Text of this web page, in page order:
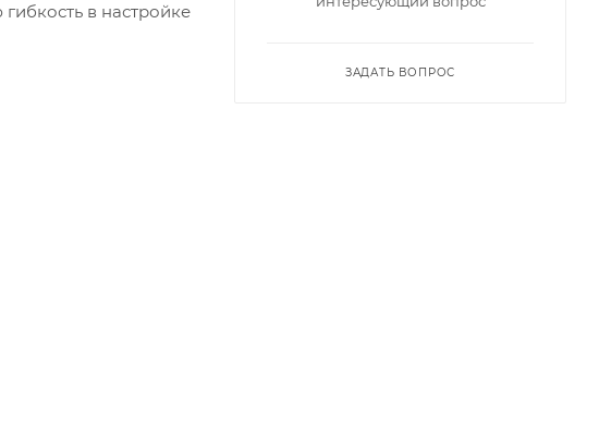
в настройке
ЗАДАТЬ ВОПРОС